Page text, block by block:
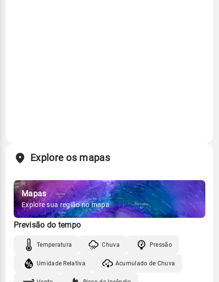
Explore os mapas
Mapas
Explore sua região no mapa
Previsão do tempo
Temperatura Chuva Pressão
Umidade Relativa Acumulado de Chuva